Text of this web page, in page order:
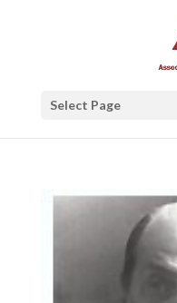
Select Page